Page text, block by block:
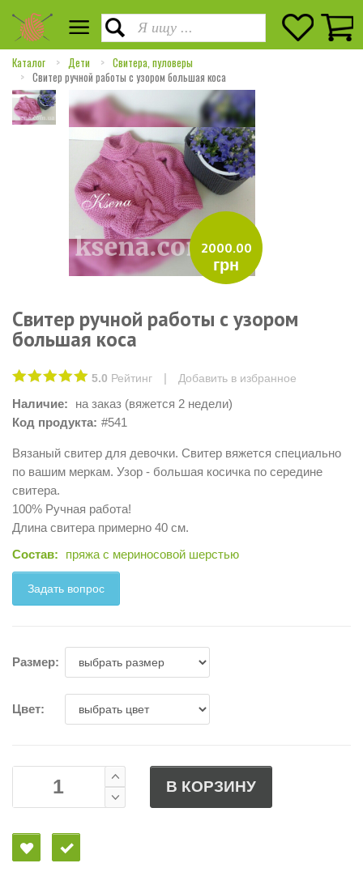
Каталог Дети
Свитера, пуловеры
Свитер ручной работы с узором большая коса
2000.00
грн
Свитер ручной работы с узором
большая коса
5.0 Рейтинг | Добавить в избранное
Наличие:
на заказ (вяжется 2 недели)
Код продукта: #541
Вязаный свитер для девочки. Свитер вяжется специально
по вашим меркам. Узор - большая косичка по середине
свитера.
100% Ручная работа!
Длина свитера примерно 40 см.
Состав:
пряжа с мериносовой шерстью
Задать вопрос
Размер:
Цвет:
В КОРЗИНУ